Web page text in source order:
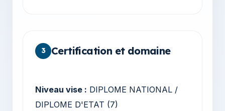
3 Certification et domaine
Niveau vise : DIPLOME NATIONAL /
DIPLOME D'ETAT (7)